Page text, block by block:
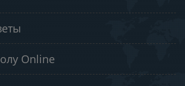
Online